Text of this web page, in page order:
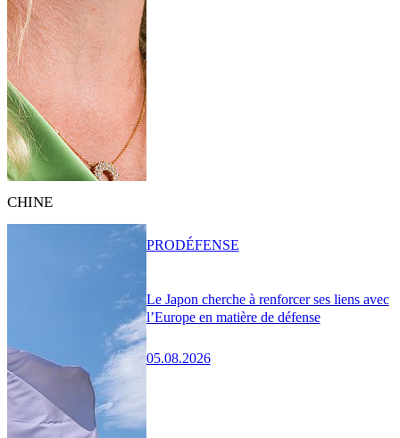
CHINE
Le Japon cherche à renforcer ses liens avec
l’Europe en matière de défense
05.08.2026
PRODÉFENSE